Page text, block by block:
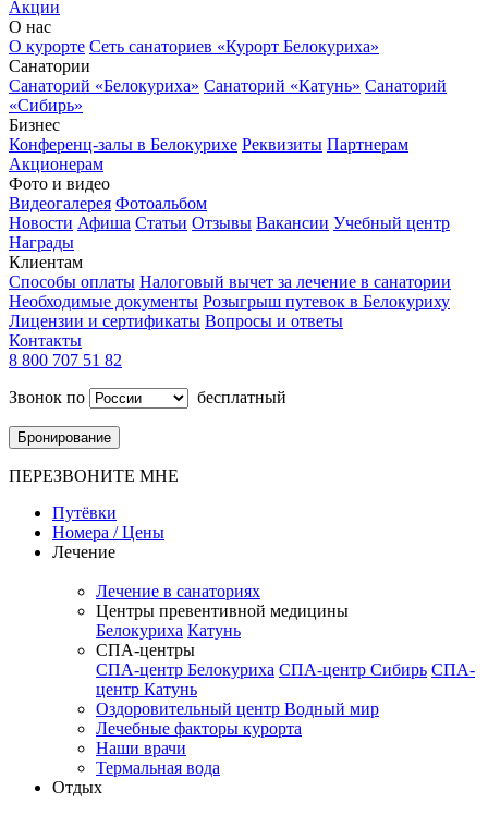
Акции
О нас
О курорте Сеть санаториев «Курорт Белокуриха»
Санатории
Санаторий «Белокуриха» Санаторий «Катунь» Санаторий
«Сибирь»
Бизнес
Конференц-залы в Белокурихе Реквизиты Партнерам
Акционерам
Фото и видео
Видеогалерея Фотоальбом
Новости Афиша Статьи Отзывы Вакансии Учебный центр
Награды
Клиентам
Способы оплаты Налоговый вычет за лечение в санатории
Необходимые документы Розыгрыш путевок в Белокуриху
Лицензии и сертификаты Вопросы и ответы
Контакты
8 800 707 51 82
Звонок по
бесплатный
Бронирование
ПЕРЕЗВОНИТЕ МНЕ
Путёвки
Номера / Цены
Лечение
Лечение в санаториях
Центры превентивной медицины
Белокуриха Катунь
СПА-центры
СПА-центр Белокуриха СПА-центр Сибирь СПА-
центр Катунь
Оздоровительный центр Водный мир
Лечебные факторы курорта
Наши врачи
Термальная вода
Отдых